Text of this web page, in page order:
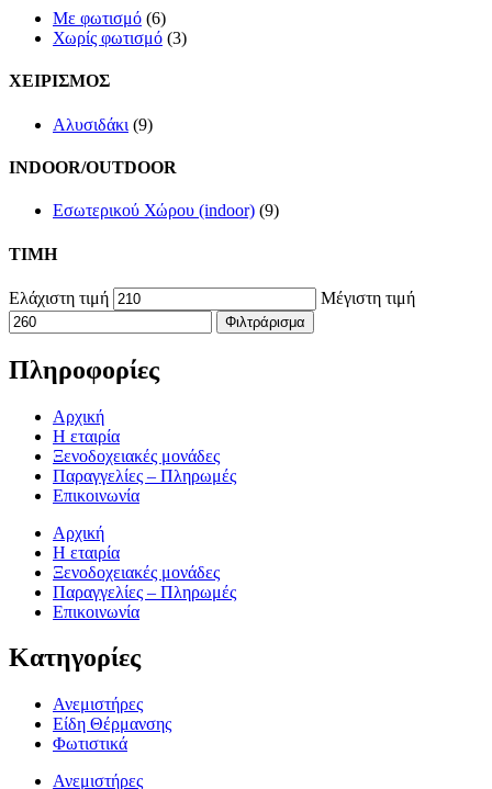
Με φωτισμό (6)
Χωρίς φωτισμό (3)
ΧΕΙΡΙΣΜΟΣ
Αλυσιδάκι (9)
INDOOR/OUTDOOR
Εσωτερικού Χώρου (indoor) (9)
TIMH
Ελάχιστη τιμή Μέγιστη τιμή
Φιλτράρισμα
Πληροφορίες
Αρχική
Η εταιρία
Ξενοδοχειακές μονάδες
Παραγγελίες – Πληρωμές
Επικοινωνία
Αρχική
Η εταιρία
Ξενοδοχειακές μονάδες
Παραγγελίες – Πληρωμές
Επικοινωνία
Κατηγορίες
Ανεμιστήρες
Είδη Θέρμανσης
Φωτιστικά
Ανεμιστήρες